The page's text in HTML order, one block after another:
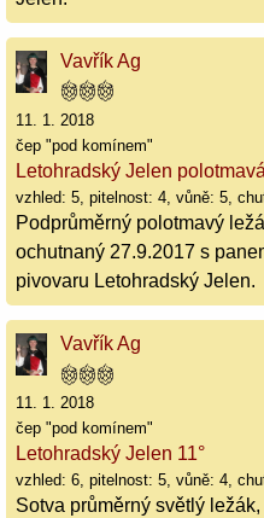
Vavřík Ag
11. 1. 2018
čep "pod komínem"
Letohradský Jelen
vzhled: 5, pitelnost: 4, vůně: 5,
Podprůměrný polotmavý
ochutnaný 27.9.2017 s
pivovaru Letohradský Jelen.
Vavřík Ag
11. 1. 2018
čep "pod komínem"
Letohradský Jelen 11°
vzhled: 6, pitelnost: 5, vůně: 4,
Sotva průměrný světlý